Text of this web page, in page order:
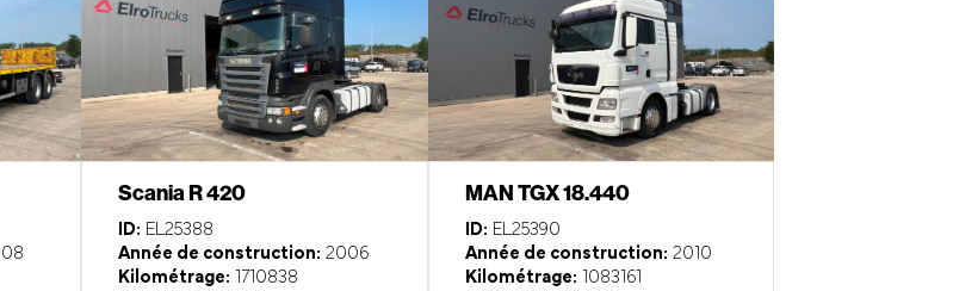
Scania R 420
ID: EL25388
Année de construction: 2006
Kilométrage: 1710838
MAN TGX 18.440
ID: EL25390
Année de construction: 2010
Kilométrage: 1083161